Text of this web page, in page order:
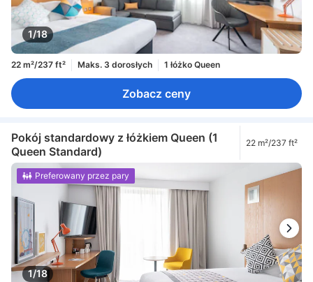
1/18
22 m²/237 ft² Maks. 3 dorosłych 1 łóżko Queen
Zobacz ceny
Pokój standardowy z łóżkiem Queen (1
Queen Standard)
22 m²/237 ft²
1/18
Preferowany przez pary